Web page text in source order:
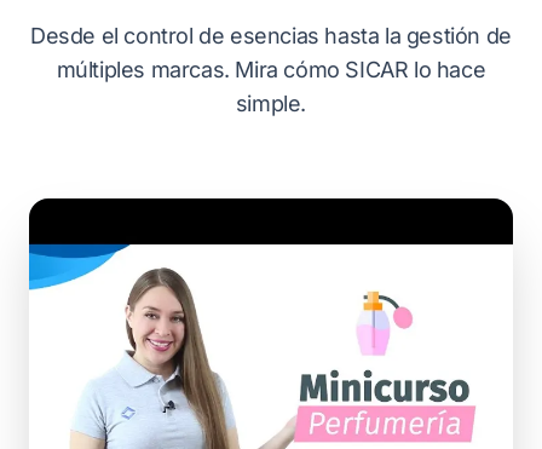
Desde el control de esencias hasta la gestión de
múltiples marcas. Mira cómo SICAR lo hace
simple.